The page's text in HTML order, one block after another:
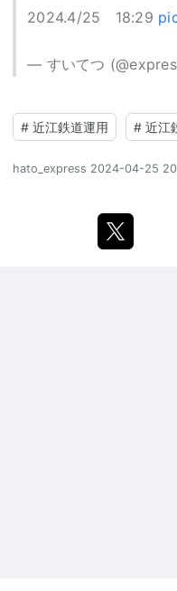
2024.4/25 18:29
— すいてつ
# 近江鉄道運用 # 近江
hato_express 2024-04-25